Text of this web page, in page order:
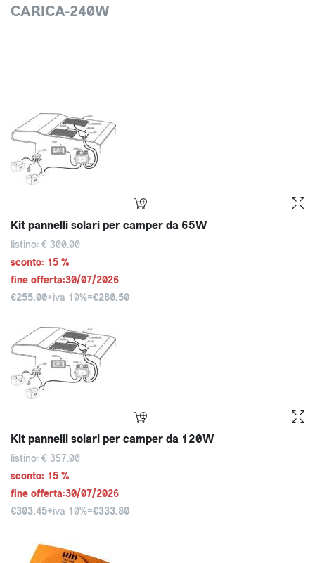
CARICA-240W
Kit pannelli solari per camper da 65W
listino: € 300.00
sconto: 15 %
fine offerta:30/07/2026
€255.00+iva 10%=€280.50
Kit pannelli solari per camper da 120W
listino: € 357.00
sconto: 15 %
fine offerta:30/07/2026
€303.45+iva 10%=€333.80